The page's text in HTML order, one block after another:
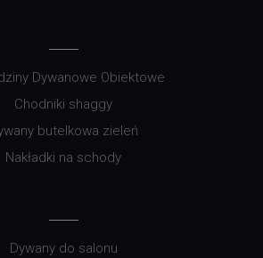
Dywanowe Obiektowe
Chodniki shaggy
butelkowa zieleń
Nakładki na schody
Dywany do salonu